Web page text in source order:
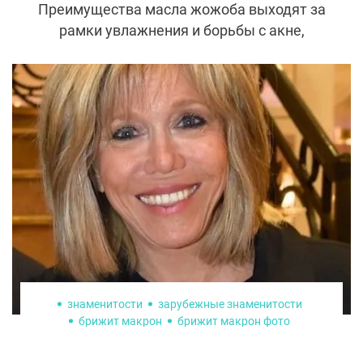
Преимущества масла жожоба выходят за
рамки увлажнения и борьбы с акне,
может использоваться совместно
практически с любым средством на вашем
туалетном столике.
знаменитости
зарубежные знаменитости
брижит макрон
брижит макрон фото